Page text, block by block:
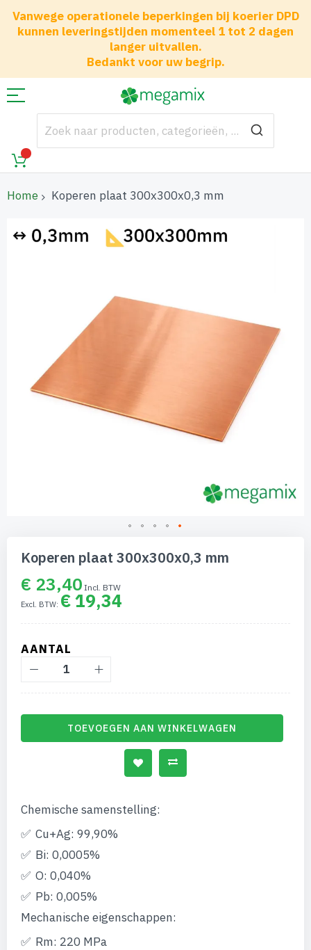
Vanwege operationele beperkingen bij koerier DPD
kunnen leveringstijden momenteel 1 tot 2 dagen
langer uitvallen.
Bedankt voor uw begrip.
Home Koperen plaat 300x300x0,3 mm
naar
naar
begin
Koperen plaat 300x300x0,3 mm
€ 23,40
€ 19,34
AANTAL
TOEVOEGEN AAN WINKELWAGEN
Chemische samenstelling:
Cu+Ag: 99,90%
Bi: 0,0005%
O: 0,040%
Pb: 0,005%
Mechanische eigenschappen:
Rm: 220 MPa